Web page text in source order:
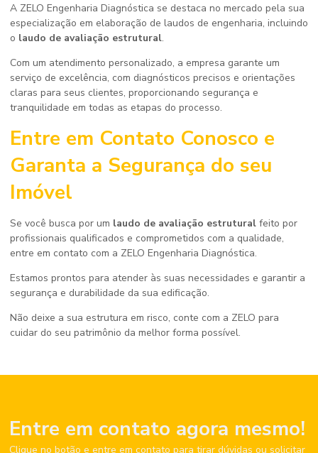
A ZELO Engenharia Diagnóstica se destaca no mercado pela sua
especialização em elaboração de laudos de engenharia, incluindo
o laudo de avaliação estrutural.
Com um atendimento personalizado, a empresa garante um
serviço de excelência, com diagnósticos precisos e orientações
claras para seus clientes, proporcionando segurança e
tranquilidade em todas as etapas do processo.
Entre em Contato Conosco e
Garanta a Segurança do seu
Imóvel
Se você busca por um laudo de avaliação estrutural feito por
profissionais qualificados e comprometidos com a qualidade,
entre em contato com a ZELO Engenharia Diagnóstica.
Estamos prontos para atender às suas necessidades e garantir a
segurança e durabilidade da sua edificação.
Não deixe a sua estrutura em risco, conte com a ZELO para
cuidar do seu patrimônio da melhor forma possível.
Entre em contato agora mesmo!
Clique no botão e entre em contato para tirar dúvidas ou solicitar